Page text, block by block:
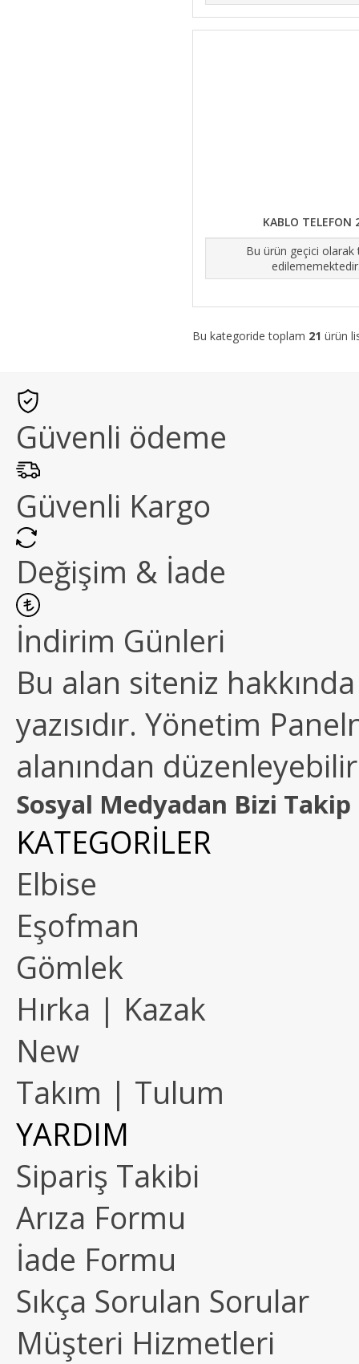
KABLO TELEFON
Bu ürün geçici olarak
Bu kategoride toplam 21 ürün
Güvenli ödeme
Güvenli Kargo
Değişim & İade
İndirim Günleri
Bu alan siteniz
yazısıdır. Yönetim
alanından
Sosyal Medyadan Bizi Takip
KATEGORİLER
Elbise
Eşofman
Gömlek
Hırka | Kazak
New
Takım | Tulum
YARDIM
Sipariş Takibi
Arıza Formu
İade Formu
Sıkça Sorulan Sorular
Müşteri Hizmetleri